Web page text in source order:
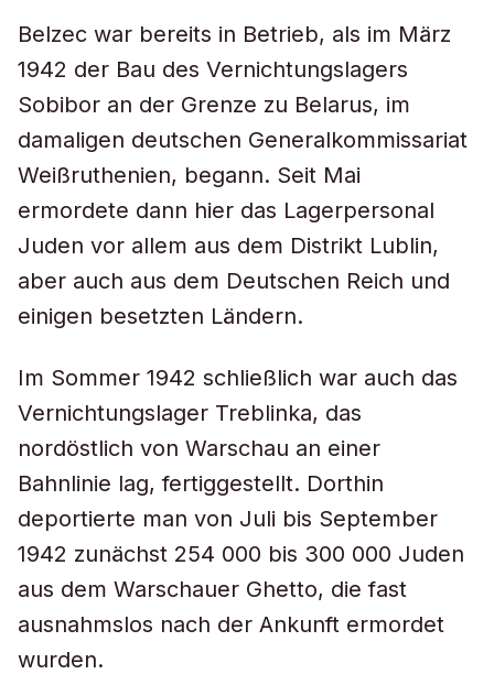
Belzec war bereits in Betrieb, als im März
1942 der Bau des Vernichtungslagers
Sobibor an der Grenze zu Belarus, im
damaligen deutschen Generalkommissariat
Weißruthenien, begann. Seit Mai
ermordete dann hier das Lagerpersonal
Juden vor allem aus dem Distrikt Lublin,
aber auch aus dem Deutschen Reich und
einigen besetzten Ländern.
Im Sommer 1942 schließlich war auch das
Vernichtungslager Treblinka, das
nordöstlich von Warschau an einer
Bahnlinie lag, fertiggestellt. Dorthin
deportierte man von Juli bis September
1942 zunächst 254 000 bis 300 000 Juden
aus dem Warschauer Ghetto, die fast
ausnahmslos nach der Ankunft ermordet
wurden.